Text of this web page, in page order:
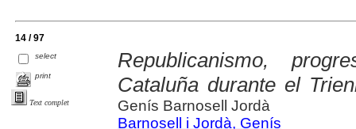
14 / 97
select
print
Text complet
Republicanismo,
Cataluña durante el
Genís Barnosell Jordà
Barnosell i Jordà, Genís